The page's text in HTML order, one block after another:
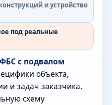
и устройство
под реальные
с подвалом
объекта,
и задач заказчика.
схему